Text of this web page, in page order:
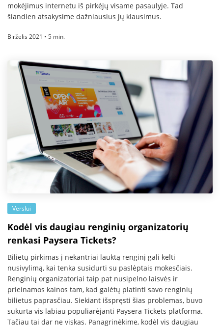
mokėjimus internetu iš pirkėjų visame pasaulyje. Tad
šiandien atsakysime dažniausius jų klausimus.
Birželis 2021 • 5 min.
Verslui
Kodėl vis daugiau renginių organizatorių
renkasi Paysera Tickets?
Bilietų pirkimas į nekantriai lauktą renginį gali kelti
nusivylimą, kai tenka susidurti su paslėptais mokesčiais.
Renginių organizatoriai taip pat nusipelno laisvės ir
prieinamos kainos tam, kad galėtų platinti savo renginių
bilietus paprasčiau. Siekiant išspręsti šias problemas, buvo
sukurta vis labiau populiarėjanti Paysera Tickets platforma.
Tačiau tai dar ne viskas. Panagrinėkime, kodėl vis daugiau